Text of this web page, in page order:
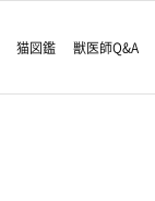
猫図鑑 獣医師Q&A